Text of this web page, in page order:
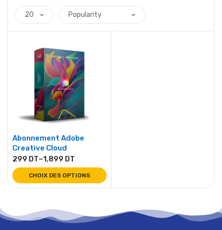
Abonnement Adobe
Creative Cloud
299 DT–1,899 DT
CHOIX DES OPTIONS